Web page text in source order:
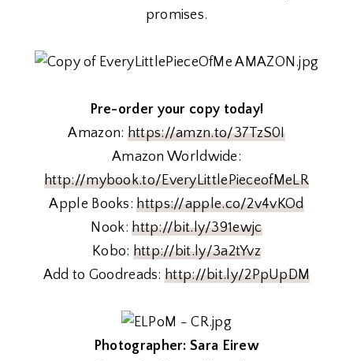
promises.
Pre-order your copy today!
Amazon: https://amzn.to/37TzS0I
Amazon Worldwide:
http://mybook.to/EveryLittlePieceofMeLR
Apple Books:https://apple.co/2v4vKOd
Nook:http://bit.ly/391ewjc
Kobo: http://bit.ly/3a2tYvz
Add to Goodreads:http://bit.ly/2PpUpDM
Photographer: Sara Eirew